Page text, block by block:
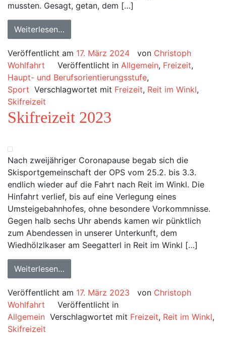
mussten. Gesagt, getan, dem […]
Weiterlesen…
Veröffentlicht am 17. März 2024 von Christoph
Wohlfahrt
Veröffentlicht in Allgemein, Freizeit,
Haupt- und Berufsorientierungsstufe,
Sport Verschlagwortet mit Freizeit, Reit im Winkl,
Skifreizeit
Skifreizeit 2023
Nach zweijähriger Coronapause begab sich die
Skisportgemeinschaft der OPS vom 25.2. bis 3.3.
endlich wieder auf die Fahrt nach Reit im Winkl. Die
Hinfahrt verlief, bis auf eine Verlegung eines
Umsteigebahnhofes, ohne besondere Vorkommnisse.
Gegen halb sechs Uhr abends kamen wir pünktlich
zum Abendessen in unserer Unterkunft, dem
Wiedhölzlkaser am Seegatterl in Reit im Winkl […]
Weiterlesen…
Veröffentlicht am 17. März 2023 von Christoph
Wohlfahrt
Veröffentlicht in
Allgemein Verschlagwortet mit Freizeit, Reit im Winkl,
Skifreizeit